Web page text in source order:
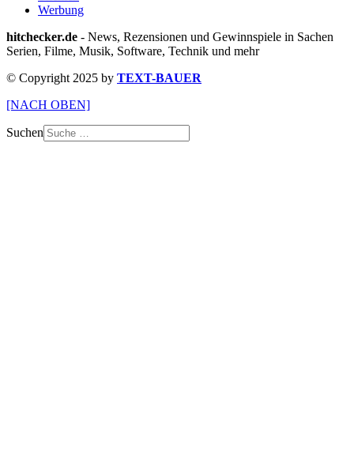
Werbung
hitchecker.de - News, Rezensionen und Gewinnspiele in Sachen
Serien, Filme, Musik, Software, Technik und mehr
© Copyright 2025 by TEXT-BAUER
[NACH OBEN]
Suchen